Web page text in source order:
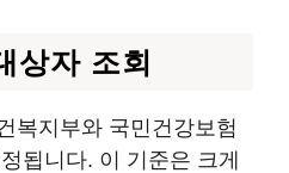
상자 조회
복지부와 국민건강보험
됩니다. 이 기준은 크게